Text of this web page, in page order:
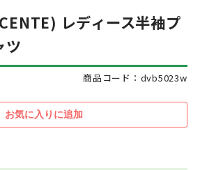
レディース半袖プ
ツ
商品コード：dvb5023w